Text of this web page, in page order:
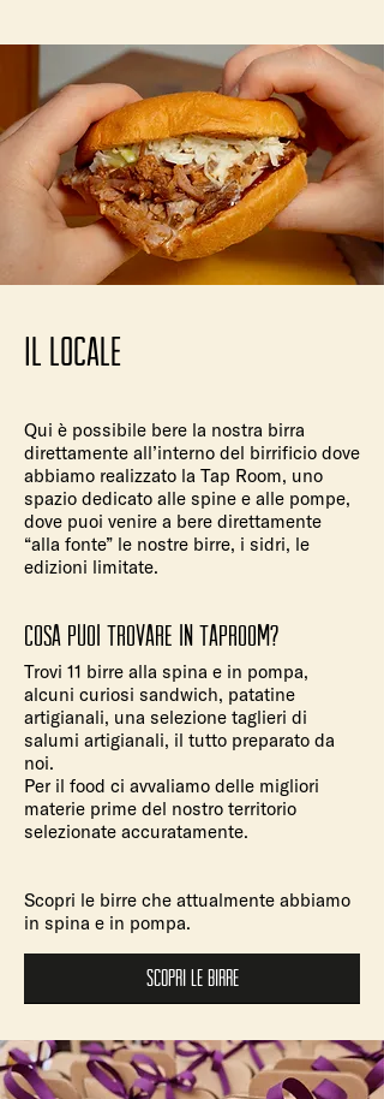
il locale
Qui è possibile bere la nostra birra
direttamente all’interno del birrificio dove
abbiamo realizzato la Tap Room, uno
spazio dedicato alle spine e alle pompe,
dove puoi venire a bere direttamente
“alla fonte” le nostre birre, i sidri, le
edizioni limitate.
COSA puoi trovare in taproom?
Trovi 11 birre alla spina e in pompa,
alcuni curiosi sandwich, patatine
artigianali, una selezione taglieri di
salumi artigianali, il tutto preparato da
noi.
Per il food ci avvaliamo delle migliori
materie prime del nostro territorio
selezionate accuratamente.
Scopri le birre che attualmente abbiamo
in spina e in pompa.
Scopri le birre